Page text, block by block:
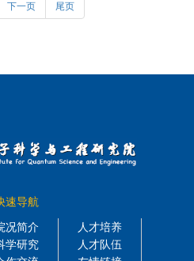
下一页 尾页
速导航
况简介
人才培养
学研究
人才队伍